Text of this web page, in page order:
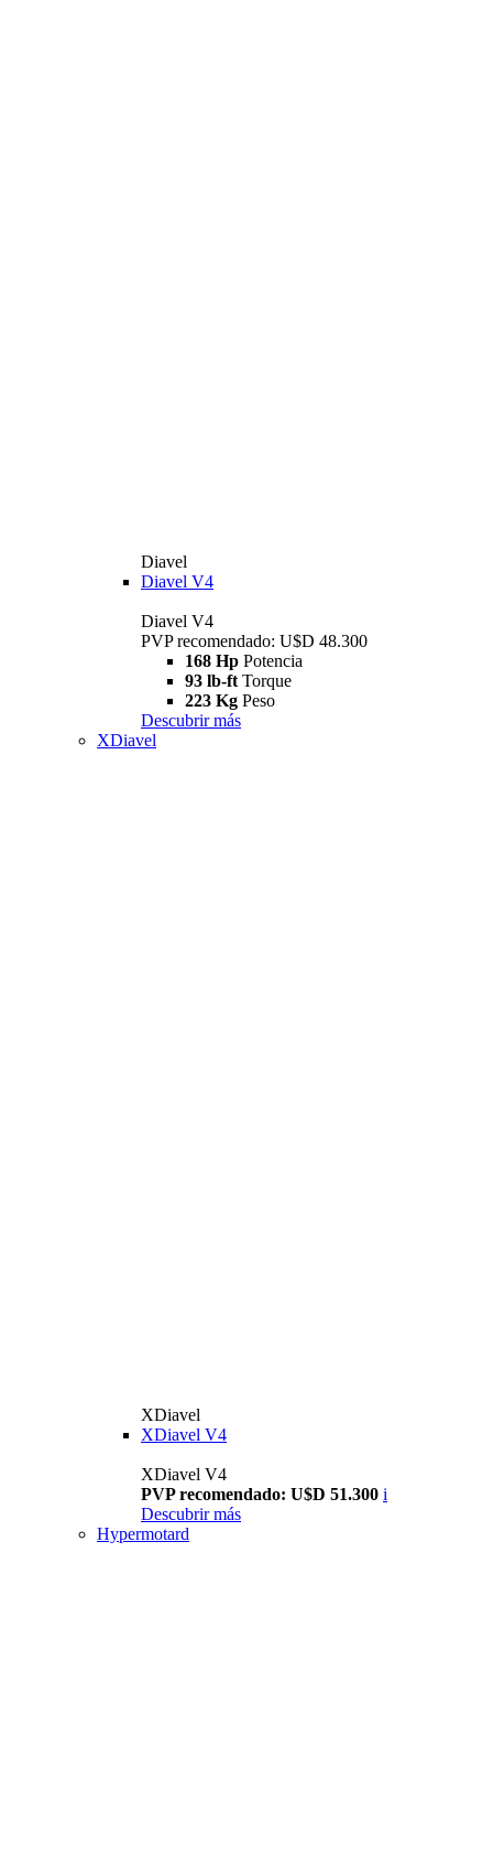
Diavel
Diavel V4
Diavel V4
PVP recomendado: U$D 48.300
168 Hp Potencia
93 lb-ft Torque
223 Kg Peso
Descubrir más
XDiavel
XDiavel
XDiavel V4
XDiavel V4
PVP recomendado: U$D 51.300 i
Descubrir más
Hypermotard